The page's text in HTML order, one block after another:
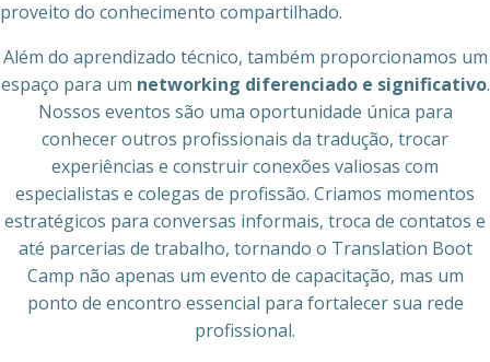
proveito do conhecimento compartilhado.
Além do aprendizado técnico, também proporcionamos um
espaço para um networking diferenciado e significativo.
Nossos eventos são uma oportunidade única para
conhecer outros profissionais da tradução, trocar
experiências e construir conexões valiosas com
especialistas e colegas de profissão. Criamos momentos
estratégicos para conversas informais, troca de contatos e
até parcerias de trabalho, tornando o Translation Boot
Camp não apenas um evento de capacitação, mas um
ponto de encontro essencial para fortalecer sua rede
profissional.